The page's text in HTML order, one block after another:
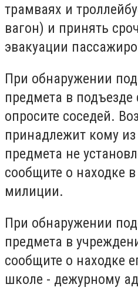
трамваях и
вагон) и принять
эвакуации
При обнаружении
предмета в подъезде
опросите соседей.
принадлежит кому
предмета не
сообщите о находке
милиции.
При обнаружении
предмета в
сообщите о находке
школе - дежурному